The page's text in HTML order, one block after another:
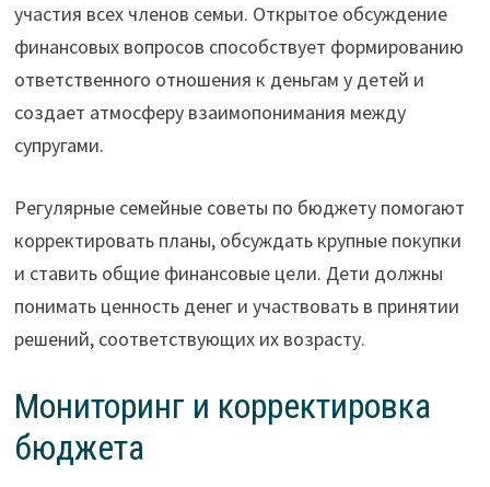
участия всех членов семьи. Открытое обсуждение
финансовых вопросов способствует формированию
ответственного отношения к деньгам у детей и
создает атмосферу взаимопонимания между
супругами.
Регулярные семейные советы по бюджету помогают
корректировать планы, обсуждать крупные покупки
и ставить общие финансовые цели. Дети должны
понимать ценность денег и участвовать в принятии
решений, соответствующих их возрасту.
Мониторинг и корректировка
бюджета